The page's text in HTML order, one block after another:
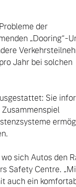
der
„Dooring“-
Jahr bei solchen
Sie
sich Autos den
Safety Centre.
auch ein